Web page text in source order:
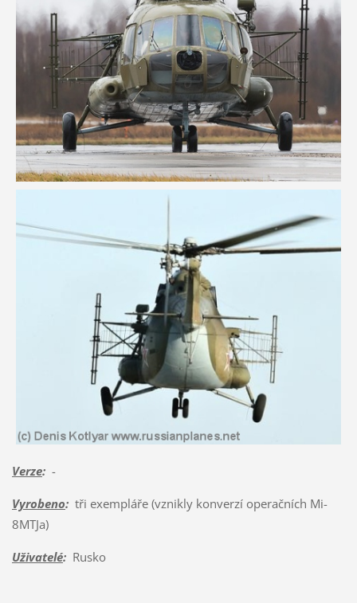
Verze:-
Vyrobeno:tři exempláře (vznikly konverzí operačních Mi-
8MTJa)
Uživatelé:Rusko